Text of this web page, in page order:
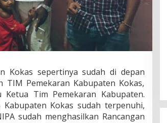
Kokas sepertinya sudah di depan
Pemekaran Kabupaten Kokas,
Tim Pemekaran Kabupaten.
Kabupaten Kokas sudah terpenuhi,
sudah menghasilkan Rancangan